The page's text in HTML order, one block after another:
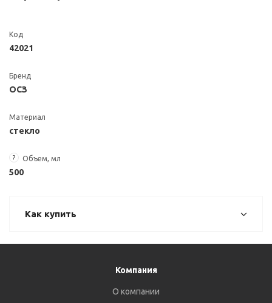
Код
42021
Бренд
ОСЗ
Материал
стекло
? Объем, мл
500
Как купить
Компания
О компании